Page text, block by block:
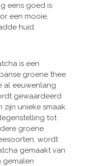
eens goed is
een mooie,
huid.
is een
groene thee
al eeuwenlang
gewaardeerd
zijn unieke smaak.
tot
groene
wordt
gemaakt van
gemalen